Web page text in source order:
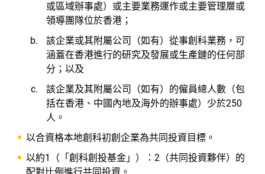
或區域辦事處）或主要業務運作或主要管理層或
領導團隊位於香港；
該企業或其附屬公司（如有）從事創科業務，可
涵蓋在香港進行的研究及發展或生產鏈的任何部
分；以及
該企業及其附屬公司（如有）的僱員總人數（包
括在香港、中國內地及海外的辦事處）少於250
人。
以合資格本地創科初創企業為共同投資目標。
以約1（「創科創投基金」）：2（共同投資夥伴）的